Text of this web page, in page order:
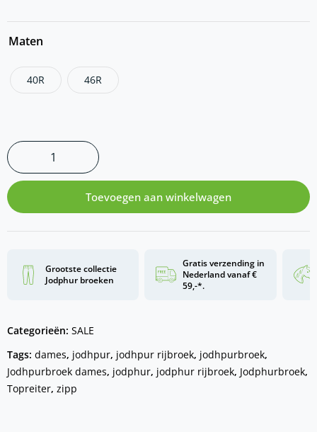
Maten
40R 46R
Toevoegen aan winkelwagen
Grootste collectie
Jodphur broeken
Gratis verzending in
Nederland vanaf €
59,-*.
Categorieën: SALE
Tags: dames, jodhpur, jodhpur rijbroek, jodhpurbroek,
Jodhpurbroek dames, jodphur, jodphur rijbroek, Jodphurbroek,
Topreiter, zipp